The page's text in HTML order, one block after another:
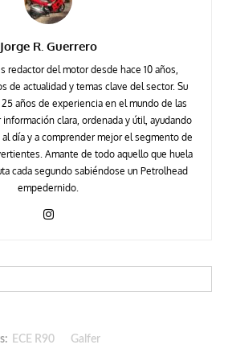
Jorge R. Guerrero
redactor del motor desde hace 10 años,
de actualidad y temas clave del sector. Su
años de experiencia en el mundo de las
clara, ordenada y útil, ayudando
día y a comprender mejor el segmento de
Amante de todo aquello que huela
cada segundo sabiéndose un Petrolhead
empedernido.
ECE R90 Galfer